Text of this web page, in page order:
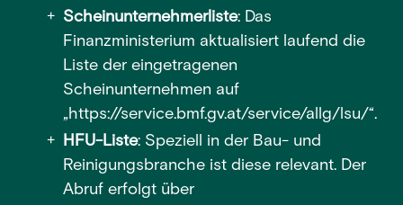
Scheinunternehmerliste: Das
Finanzministerium aktualisiert laufend die
Liste der eingetragenen
Scheinunternehmen auf
„https://service.bmf.gv.at/service/allg/lsu/“.
HFU-Liste: Speziell in der Bau- und
Reinigungsbranche ist diese relevant. Der
Abruf erfolgt über